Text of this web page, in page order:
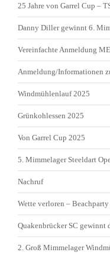
25 Jahre von Garrel Cup –
Danny Diller gewinnt 6.
Vereinfachte Anmeldung
Anmeldung/Informationen
Windmühlenlauf 2025
Grünkohlessen 2025
Von Garrel Cup 2025
5. Mimmelager Steeldart
Nachruf
Wette verloren –
Quakenbrücker SC gewinnt
2. Groß Mimmelager